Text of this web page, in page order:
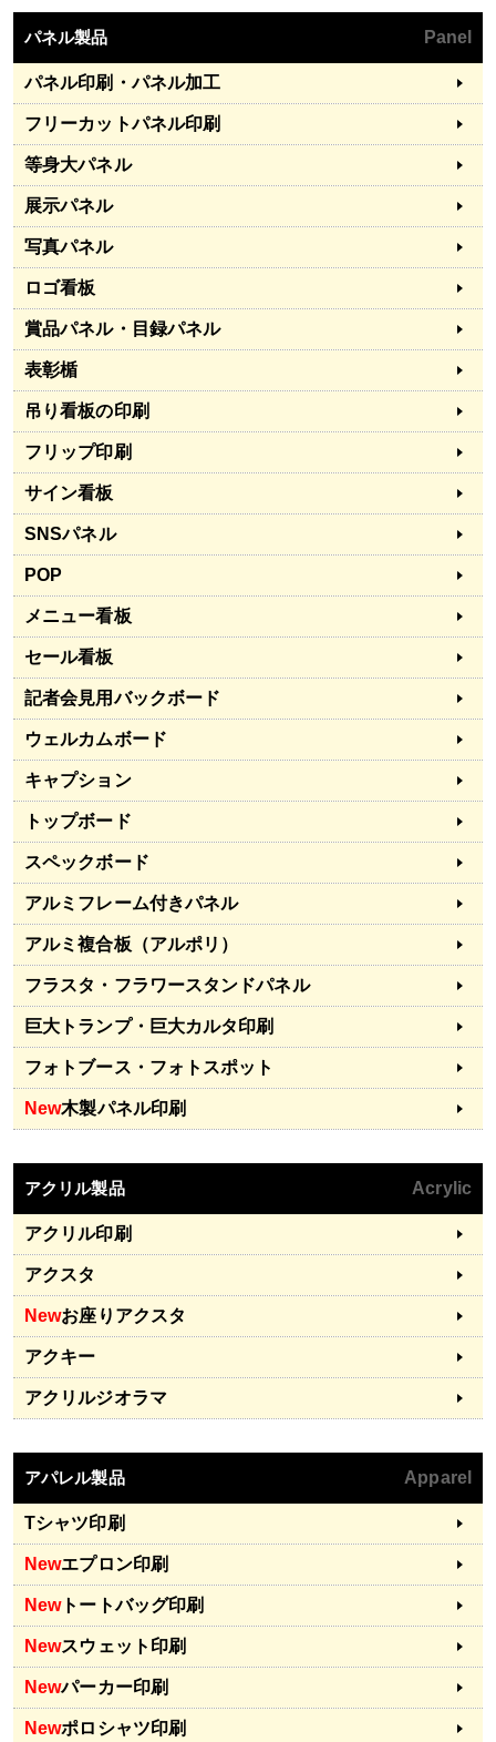
パネル製品 Panel
パネル印刷・パネル加工
フリーカットパネル印刷
等身大パネル
展示パネル
写真パネル
ロゴ看板
賞品パネル・目録パネル
表彰楯
吊り看板の印刷
フリップ印刷
サイン看板
SNSパネル
POP
メニュー看板
セール看板
記者会見用バックボード
ウェルカムボード
キャプション
トップボード
スペックボード
アルミフレーム付きパネル
アルミ複合板（アルポリ）
フラスタ・フラワースタンドパネル
巨大トランプ・巨大カルタ印刷
フォトブース・フォトスポット
New木製パネル印刷
アクリル製品 Acrylic
アクリル印刷
アクスタ
Newお座りアクスタ
アクキー
アクリルジオラマ
アパレル製品 Apparel
Tシャツ印刷
Newエプロン印刷
Newトートバッグ印刷
Newスウェット印刷
Newパーカー印刷
Newポロシャツ印刷